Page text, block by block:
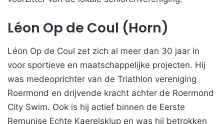
Léon Op de Coul (Horn)
Léon Op de Coul zet zich al meer dan 30 jaar in
voor sportieve en maatschappelijke projecten. Hij
was medeoprichter van de Triathlon vereniging
Roermond en drijvende kracht achter de Roermond
City Swim. Ook is hij actief binnen de Eerste
Remunjse Echte Kaerelsklup en was hij betrokken